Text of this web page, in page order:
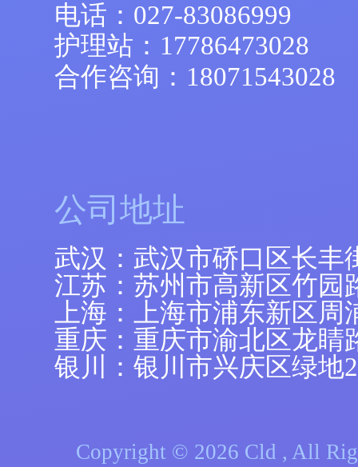
电话： 027-83086999
护理站： 17786473028
合作咨询： 18071543028
公司地址
武汉：武汉市硚口区长丰
江苏：苏州市高新区竹园
上海：上海市浦东新区
重庆：重庆市渝北区龙睛
银川：银川市兴庆区绿地
Copyright © 2026 Cld , All